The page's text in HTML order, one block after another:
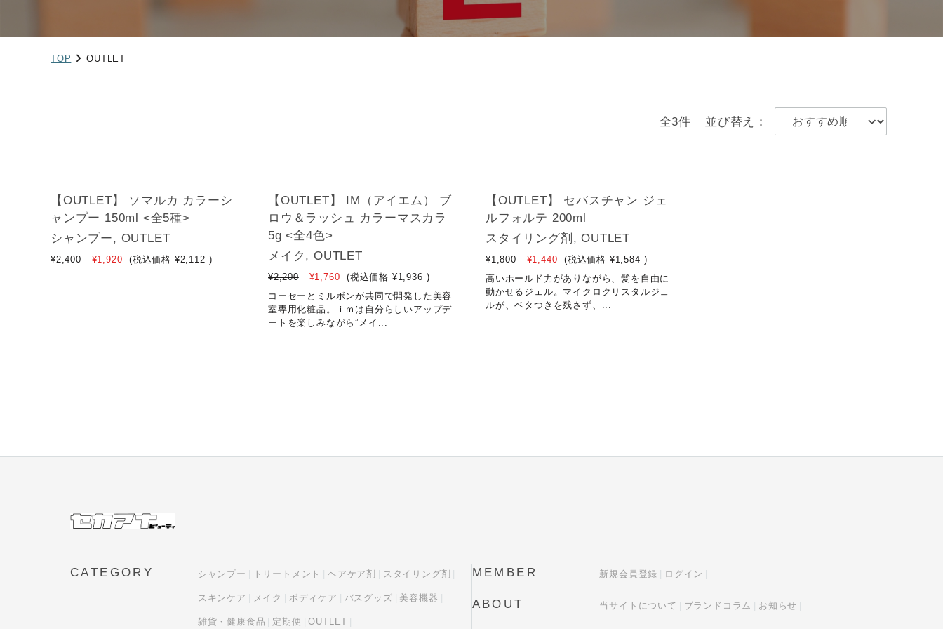
TOP OUTLET
全3件 並び替え：
【OUTLET】 ソマルカ カラーシ
ャンプー 150ml <全5種>
シャンプー, OUTLET
¥2,400 ¥1,920 (税込価格 ¥2,112 )
【OUTLET】 IM（アイエム） ブ
ロウ＆ラッシュ カラーマスカラ
5g <全4色>
メイク, OUTLET
¥2,200 ¥1,760 (税込価格 ¥1,936 )
コーセーとミルボンが共同で開発した美容
室専用化粧品。ｉｍは自分らしいアップデ
ートを楽しみながら”メイ...
【OUTLET】 セバスチャン ジェ
ルフォルテ 200ml
スタイリング剤, OUTLET
¥1,800 ¥1,440 (税込価格 ¥1,584 )
高いホールド力がありながら、髪を自由に
動かせるジェル。マイクロクリスタルジェ
ルが、ベタつきを残さず、...
CATEGORY シャンプー トリートメント ヘアケア剤 スタイリング剤
スキンケア メイク ボディケア バスグッズ 美容機器
雑貨・健康食品 定期便 OUTLET
MEMBER 新規会員登録 ログイン
ABOUT 当サイトについて ブランドコラム お知らせ